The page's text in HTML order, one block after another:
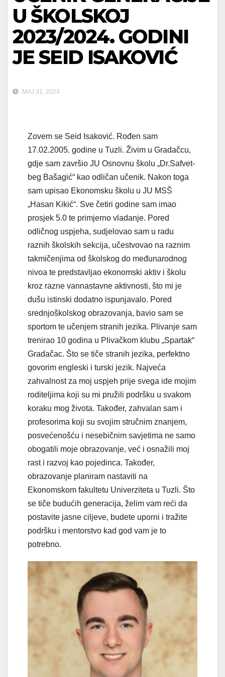
U ŠKOLSKOJ
2023/2024. GODINI
JE SEID ISAKOVIĆ
MAJ 31, 2024
Zovem se Seid Isaković. Rođen sam
17.02.2005. godine u Tuzli. Živim u Gradačcu,
gdje sam završio JU Osnovnu školu „Dr.Safvet-
beg Bašagić“ kao odličan učenik. Nakon toga
sam upisao Ekonomsku školu u JU MSŠ
„Hasan Kikić“. Sve četiri godine sam imao
prosjek 5.0 te primjerno vladanje. Pored
odličnog uspjeha, sudjelovao sam u radu
raznih školskih sekcija, učestvovao na raznim
takmičenjima od školskog do međunarodnog
nivoa te predstavljao ekonomski aktiv i školu
kroz razne vannastavne aktivnosti, što mi je
dušu istinski dodatno ispunjavalo. Pored
srednjoškolskog obrazovanja, bavio sam se
sportom te učenjem stranih jezika. Plivanje sam
trenirao 10 godina u Plivačkom klubu „Spartak“
Gradačac. Što se tiče stranih jezika, perfektno
govorim engleski i turski jezik. Najveća
zahvalnost za moj uspjeh prije svega ide mojim
roditeljima koji su mi pružili podršku u svakom
koraku mog života. Također, zahvalan sam i
profesorima koji su svojim stručnim znanjem,
posvećenošću i nesebičnim savjetima ne samo
obogatili moje obrazovanje, već i osnažili moj
rast i razvoj kao pojedinca. Također,
obrazovanje planiram nastaviti na
Ekonomskom fakultetu Univerziteta u Tuzli. Što
se tiče budućih generacija, želim vam reći da
postavite jasne ciljeve, budete uporni i tražite
podršku i mentorstvo kad god vam je to
potrebno.